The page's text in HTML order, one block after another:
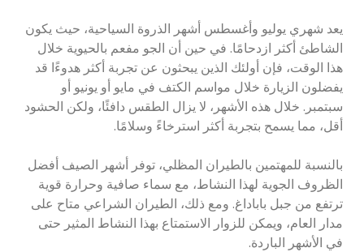
يعد شهري يوليو وأغسطس أشهر الذروة السياحية، حيث يكون
الشاطئ أكثر ازدحامًا. في حين أن الجو مفعم بالحيوية خلال
هذا الوقت، فإن أولئك الذين يبحثون عن تجربة أكثر هدوءًا قد
يفضلون الزيارة خلال مواسم الكتف في مايو أو يونيو أو
سبتمبر. خلال هذه الأشهر، لا يزال الطقس دافئًا، ولكن الحشود
أقل، مما يسمح بتجربة أكثر استرخاءً وسلامًا.
بالنسبة للمهتمين بالطيران المظلي، توفر أشهر الصيف أفضل
الظروف الجوية لهذا النشاط، مع سماء صافية وحرارة قوية
ترتفع من جبل باباداغ. ومع ذلك، الطيران الشراعي متاح على
مدار العام، ويمكن للزوار الاستمتاع بهذا النشاط المثير حتى
في الأشهر الباردة.